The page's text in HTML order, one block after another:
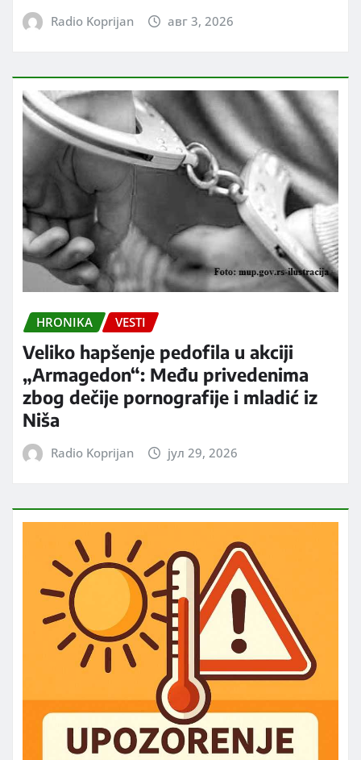
Radio Koprijan авг 3, 2026
HRONIKA VESTI
Veliko hapšenje pedofila u akciji
„Armagedon“: Među privedenima
zbog dečije pornografije i mladić iz
Niša
Radio Koprijan јул 29, 2026